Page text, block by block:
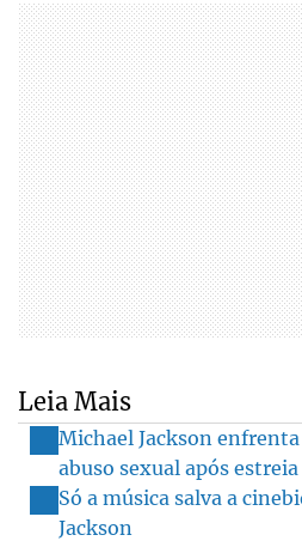
Leia Mais
Michael Jackson
abuso sexual após
Só a música salva a
Jackson